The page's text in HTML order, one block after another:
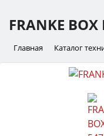
FRANKE
Главная Каталог